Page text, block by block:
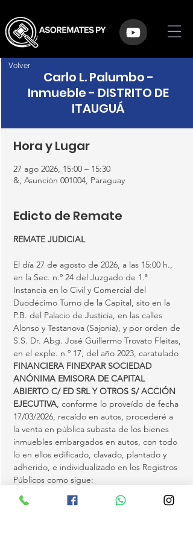
Carlo L. Palumbo -
Inmueble - DISTRITO DE
ITAUGUÁ
Hora y Lugar
27 ago 2026, 15:00 – 15:30
&, Asunción 001004, Paraguay
Edicto de Remate
REMATE JUDICIAL
El día 27 de agosto de 2026, a las 15:00 h.,
en la Sec. n.º 24 del Juzgado de 1.ª
Instancia en lo Civil y Comercial del
Duodécimo Turno de la Capital, sito en la
P.B. del Palacio de Justicia, en las calles
Alonso y Testanova (Sajonia), y por orden de
S.S. Dr. Abg. José Guillermo Trovato Fleitas,
en el exple. n.º 17, del año 2023, caratulado
FINANCIERA FINEXPAR SOCIEDAD
ANÓNIMA EMISORA DE CAPITAL
ABIERTO C/ ED SRL Y OTROS S/ ACCIÓN
EJECUTIVA, conforme lo proveído de fecha
17/03/2026, recaído en autos, procederé a
la venta en pública subasta de los bienes
inmuebles embargados en autos, con todo
lo en ellos edificado, clavado, plantado y
adherido, e individualizado en los Registros
Públicos como sigue:
1) FINCA N.º 19.362 DEL DISTRITO DE
Volver